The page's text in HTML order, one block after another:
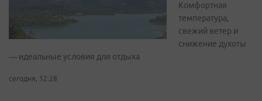
Комфортная
температура,
свежий ветер и
снижение духоты
— идеальные условия для отдыха
сегодня, 12:28